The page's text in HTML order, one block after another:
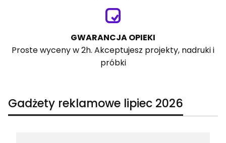
GWARANCJA OPIEKI
Proste wyceny w 2h. Akceptujesz projekty, nadruki i
próbki
Gadżety reklamowe lipiec 2026